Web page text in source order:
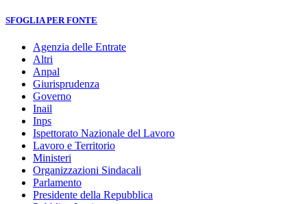
SFOGLIA PER FONTE
Agenzia delle Entrate
Altri
Anpal
Giurisprudenza
Governo
Inail
Inps
Ispettorato Nazionale del Lavoro
Lavoro e Territorio
Ministeri
Organizzazioni Sindacali
Parlamento
Presidente della Repubblica